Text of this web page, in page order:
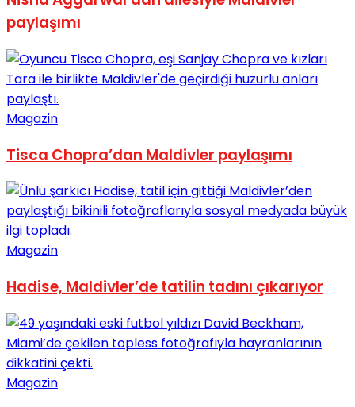
No Result
paylaşımı
Magazin
Tisca Chopra’dan Maldivler paylaşımı
Magazin
Hadise, Maldivler’de tatilin tadını çıkarıyor
Magazin